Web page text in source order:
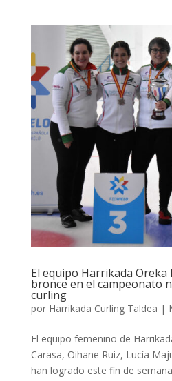
El equipo Harrikada Oreka
bronce en el campeonato
curling
por Harrikada Curling Taldea |
El equipo femenino de
Carasa, Oihane Ruiz, Lucía
han logrado este fin de